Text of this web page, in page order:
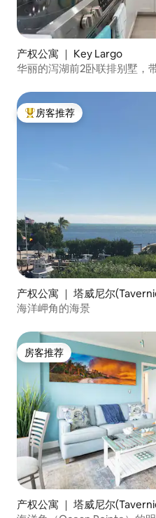
产权公寓 ｜ Key Largo
华丽的泻湖前2卧联排别墅，
热门「房客推荐」
房客推荐
产权公寓 ｜ 塔威尼尔
海洋岬角的海景
房客推荐
房客推荐
产权公寓 ｜ 塔威尼尔